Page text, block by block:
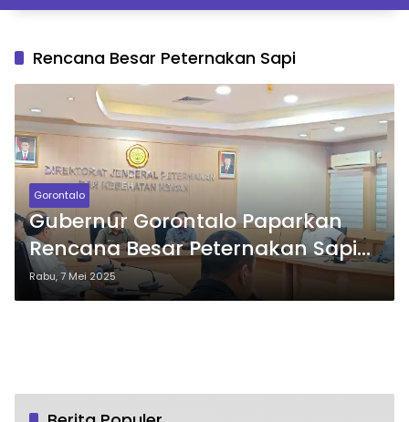
Rencana Besar Peternakan Sapi
Gorontalo
Gubernur Gorontalo Paparkan
Rencana Besar Peternakan Sapi
di Kementerian
Rabu, 7 Mei 2025